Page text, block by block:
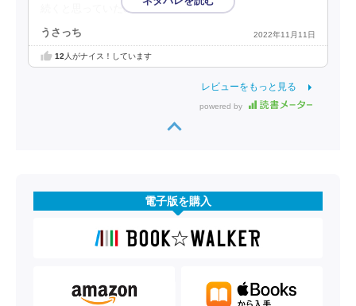
続くと思っていたので残念だけど。
うさっち 2022年11月11日
12 人がナイス！しています
レビューをもっと見る
powered by
電子版を購入